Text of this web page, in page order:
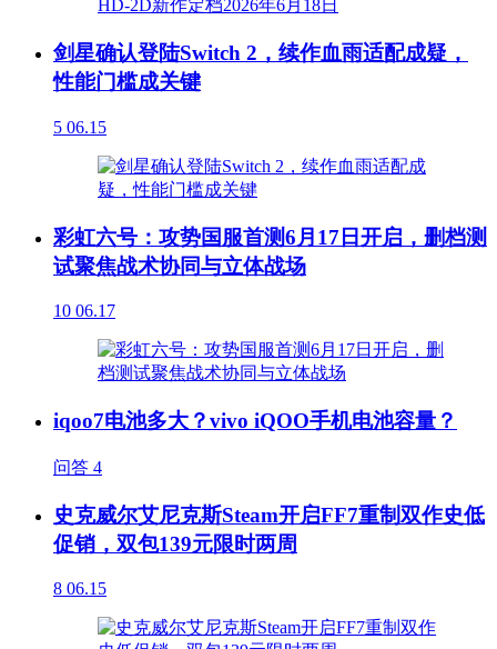
剑星确认登陆Switch 2，续作血雨适配成疑，
性能门槛成关键
5 06.15
彩虹六号：攻势国服首测6月17日开启，删档测
试聚焦战术协同与立体战场
10 06.17
iqoo7电池多大？vivo iQOO手机电池容量？
问答 4
史克威尔艾尼克斯Steam开启FF7重制双作史低
促销，双包139元限时两周
8 06.15